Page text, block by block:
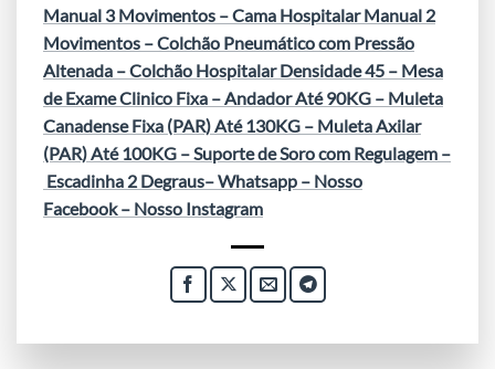
Manual 3 Movimentos –Cama Hospitalar Manual 2
Movimentos –Colchão Pneumático com Pressão
Altenada –Colchão Hospitalar Densidade 45 – Mesa
de Exame Clinico Fixa –Andador Até 90KG – Muleta
Canadense Fixa (PAR) Até 130KG – Muleta Axilar
(PAR) Até 100KG –Suporte de Soro com Regulagem –
Escadinha 2 Degraus–Whatsapp – Nosso
Facebook– Nosso Instagram